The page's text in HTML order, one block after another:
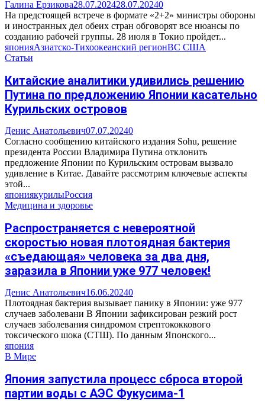
Галина Ерзикова28.07.202428.07.20240
На предстоящей встрече в формате «2+2» министры обороны
и иностранных дел обеих стран обговорят все нюансы по
созданию рабочей группы. 28 июля в Токио пройдет...
японияАзиатско-Тихоокеанский регионВС США
Статьи
Китайские аналитики удивились решению
Путина по предложению Японии касательно
Курильских островов
Денис Анатольевич07.07.20240
Согласно сообщению китайского издания Sohu, решение
президента России Владимира Путина отклонить
предложение Японии по Курильским островам вызвало
удивление в Китае. Давайте рассмотрим ключевые аспекты
этой...
япониякурилыРоссия
Медицина и здоровье
Распространяется с невероятной
скоростью новая плотоядная бактерия
«съедающая» человека за два дня,
заразила в Японии уже 977 человек!
Денис Анатольевич16.06.20240
Плотоядная бактерия вызывает панику в Японии: уже 977
случаев заболевани В Японии зафиксирован резкий рост
случаев заболевания синдромом стрептококкового
токсического шока (СТШ). По данным Японского...
япония
В Мире
Япония запустила процесс сброса второй
партии воды с АЭС Фукусима-1